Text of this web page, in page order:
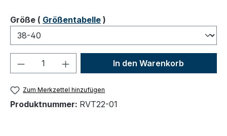
Größeauswählen
( Größentabelle )
Produkt Anzahl: Gib denIn den Warenkorb
Zum Merkzettel hinzufügen
Produktnummer: RVT22-01